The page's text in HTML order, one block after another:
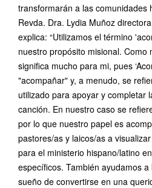
transformarán a las comunidades
Revda. Dra. Lydia Muñoz
explica: “Utilizamos el término
nuestro propósito misional. Como
significa mucho para mi, pues
"acompañar" y, a menudo, se
utilizado para apoyar y completar
canción. En nuestro caso se
por lo que nuestro papel es
pastores/as y laicos/as a
para el ministerio hispano/latino
específicos. También ayudamos
sueño de convertirse en una